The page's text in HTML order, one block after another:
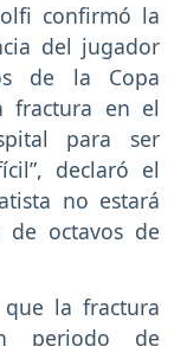
confirmó la
del jugador
de la Copa
fractura en el
para ser
declaró el
no estará
octavos de
la fractura
periodo de